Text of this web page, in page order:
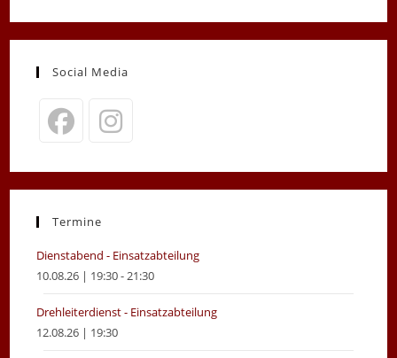
Social Media
in
new
in
new
Termine
Dienstabend - Einsatzabteilung
10.08.26 | 19:30 - 21:30
Drehleiterdienst - Einsatzabteilung
12.08.26 | 19:30